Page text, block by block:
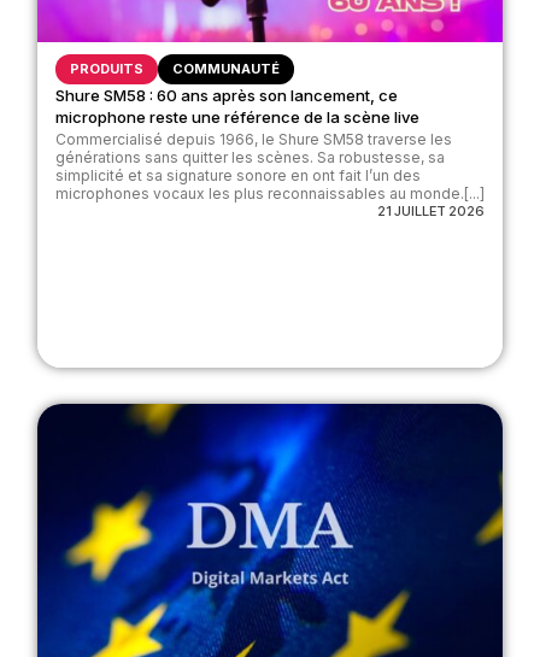
PRODUITS COMMUNAUTÉ
Shure SM58 : 60 ans après son lancement, ce
microphone reste une référence de la scène live
Commercialisé depuis 1966, le Shure SM58 traverse les
générations sans quitter les scènes. Sa robustesse, sa
simplicité et sa signature sonore en ont fait l’un des
microphones vocaux les plus reconnaissables au monde.[...]
21 JUILLET 2026